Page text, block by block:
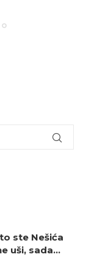
ste Nešića
uši, sada...